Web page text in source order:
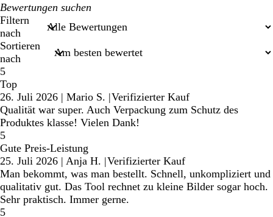
Meine
Sucheingaben
Filtern
nach
Sortieren
nach
5
Top
26. Juli 2026 | Mario S. |Verifizierter Kauf
Qualität war super. Auch Verpackung zum Schutz des
Produktes klasse! Vielen Dank!
5
Gute Preis-Leistung
25. Juli 2026 | Anja H. |Verifizierter Kauf
Man bekommt, was man bestellt. Schnell, unkompliziert und
qualitativ gut. Das Tool rechnet zu kleine Bilder sogar hoch.
Sehr praktisch. Immer gerne.
5